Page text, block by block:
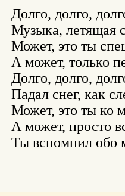
Долго, долго,
Музыка, летящая
Может, это ты
А может, только
Долго, долго,
Падал снег, как
Может, это ты
А может, просто